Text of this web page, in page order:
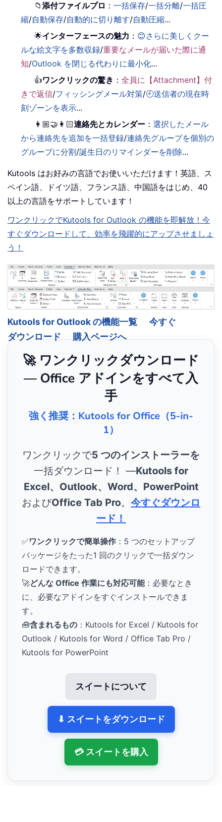
📁添付ファイルプロ ：一括保存/一括分離/一括圧
縮/自動保存/自動的に切り離す/自動圧縮...
🌟インターフェースの魅力 ： 😊さらに美しくクー
ルな絵文字を多数収録/重要なメールが届いた際に通
知/Outlook を閉じる代わりに最小化...
👍ワンクリックの驚き ：全員に【Attachment】付
きで返信/フィッシングメール対策/🕘送信者の現在時
刻ゾーンを表示...
👩🏼‍🤝‍👩🏻連絡先とカレンダー ：選択したメール
から連絡先を追加を一括登録/連絡先グループを個別の
グループに分割/誕生日のリマインダーを削除...
Kutools はお好みの言語でお使いいただけます！英語、ス
ペイン語、ドイツ語、フランス語、中国語をはじめ、40
以上の言語をサポートしています！
ワンクリックでKutools for Outlook の機能を即解放！今
すぐダウンロードして、効率を飛躍的にアップさせましょ
う！
Kutools for Outlook の機能一覧
今すぐ
ダウンロード
購入ページへ
🚀 ワンクリックダウンロード
— Office アドインをすべて入
手
強く推奨：Kutools for Office（5-in-
1）
ワンクリックで5 つのインストーラーを
一括ダウンロード！ ―Kutools for
Excel、Outlook、Word、PowerPoint
およびOffice Tab Pro。 今すぐダウンロ
ード！
✅ワンクリックで簡単操作 ：5 つのセットアップ
パッケージをたった1 回のクリックで一括ダウン
ロードできます。
🚀どんな Office 作業にも対応可能：必要なとき
に、必要なアドインをすぐインストールできま
す。
🧰含まれるもの ：Kutools for Excel / Kutools for
Outlook / Kutools for Word / Office Tab Pro /
Kutools for PowerPoint
スイートについて
⬇ スイートをダウンロード
💳 スイートを購入